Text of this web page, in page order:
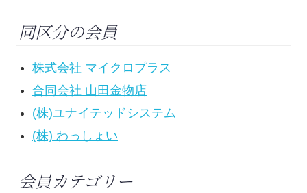
同区分の会員
株式会社 マイクロプラス
合同会社 山田金物店
(株)ユナイテッドシステム
(株) わっしょい
会員カテゴリー